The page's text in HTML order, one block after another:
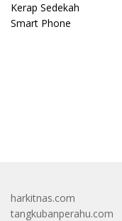
harkitnas.com
tangkubanperahu.com